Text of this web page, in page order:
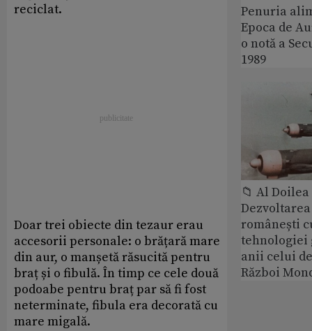
reciclat.
Doar trei obiecte din tezaur erau
accesorii personale: o brățară mare
din aur, o manșetă răsucită pentru
braț și o fibulă. În timp ce cele două
podoabe pentru braț par să fi fost
neterminate, fibula era decorată cu
mare migală.
Penuria
Epoca de
o notă a
1989
📁 Al
românești
tehnologiei
anii celui
Război